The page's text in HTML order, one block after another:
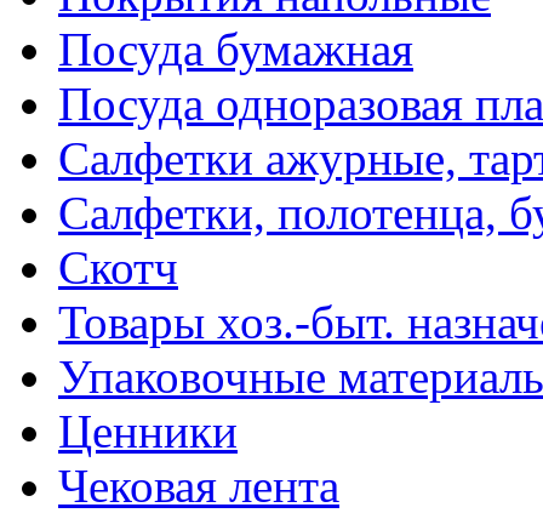
Посуда бумажная
Посуда одноразовая
Салфетки ажурные,
Салфетки, полотенца,
Скотч
Товары хоз.-быт.
Упаковочные
Ценники
Чековая лента